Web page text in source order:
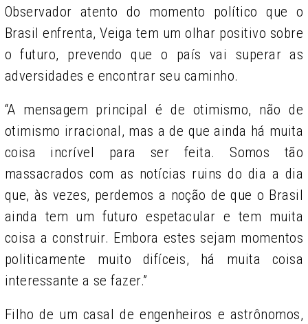
Observador atento do momento político que o
Brasil enfrenta, Veiga tem um olhar positivo sobre
o futuro, prevendo que o país vai superar as
adversidades e encontrar seu caminho.
“A mensagem principal é de otimismo, não de
otimismo irracional, mas a de que ainda há muita
coisa incrível para ser feita. Somos tão
massacrados com as notícias ruins do dia a dia
que, às vezes, perdemos a noção de que o Brasil
ainda tem um futuro espetacular e tem muita
coisa a construir. Embora estes sejam momentos
politicamente muito difíceis, há muita coisa
interessante a se fazer.”
Filho de um casal de engenheiros e astrônomos,